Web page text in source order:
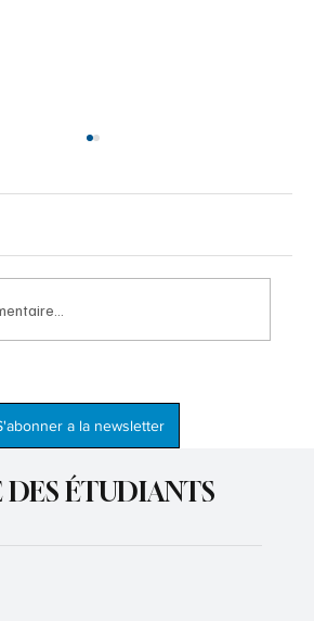
a la newsletter
DES ÉTUDIANTS